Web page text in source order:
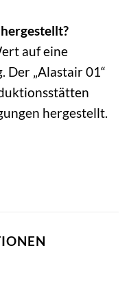
auf eine
„Alastair 01“
hergestellt.